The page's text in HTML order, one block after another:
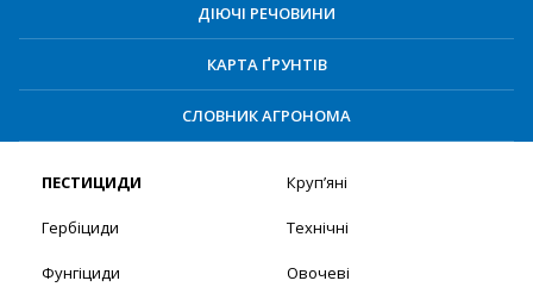
ДІЮЧІ РЕЧОВИНИ
КАРТА ҐРУНТІВ
СЛОВНИК АГРОНОМА
ПЕСТИЦИДИ
Гербіциди
Фунгіциди
Круп’яні
Технічні
Овочеві